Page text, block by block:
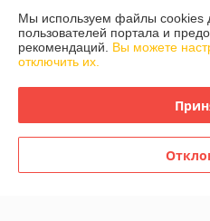
О нас
Контакты
Мы используем файлы cookies
пользователей портала и
рекомендаций. Вы можете
отключить их.